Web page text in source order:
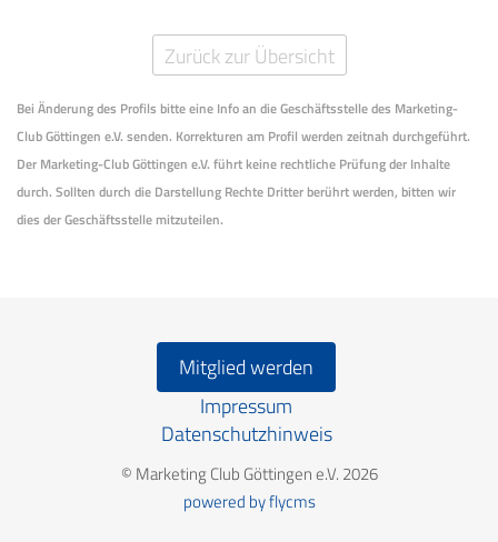
Zurück zur Übersicht
Bei Änderung des Profils bitte eine Info an die Geschäftsstelle des Marketing-
Club Göttingen e.V. senden. Korrekturen am Profil werden zeitnah durchgeführt.
Der Marketing-Club Göttingen e.V. führt keine rechtliche Prüfung der Inhalte
durch. Sollten durch die Darstellung Rechte Dritter berührt werden, bitten wir
dies der Geschäftsstelle mitzuteilen.
Mitglied werden
Impressum
Datenschutzhinweis
© Marketing Club Göttingen e.V. 2026
powered by flycms